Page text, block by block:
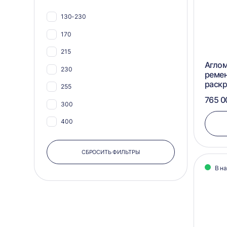
130-230
170
215
230
255
300
400
500
СБРОСИТЬ ФИЛЬТРЫ
765
В